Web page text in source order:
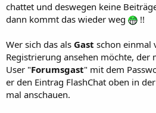
chattet und deswegen keine
dann kommt das wieder weg
!!
Wer sich das als Gast schon einmal
Registrierung ansehen möchte, der
User "Forumsgast" mit dem
er den Eintrag FlashChat oben in
mal anschauen.